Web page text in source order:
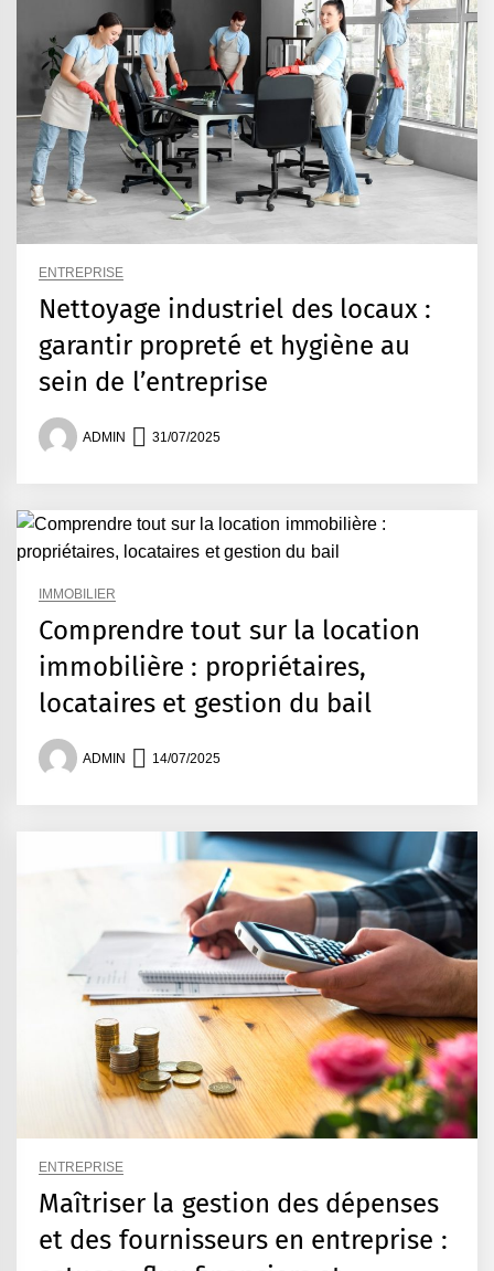
ENTREPRISE
Nettoyage industriel des locaux :
garantir propreté et hygiène au
sein de l’entreprise
ADMIN 31/07/2025
IMMOBILIER
Comprendre tout sur la location
immobilière : propriétaires,
locataires et gestion du bail
ADMIN 14/07/2025
ENTREPRISE
Maîtriser la gestion des dépenses
et des fournisseurs en entreprise :